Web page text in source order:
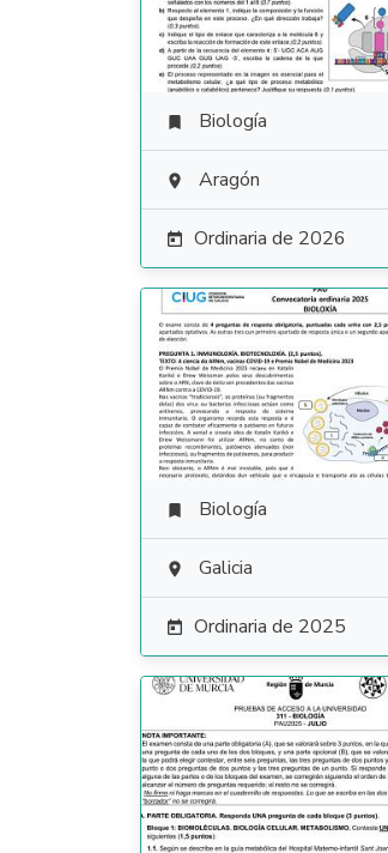
 Biología
 Aragón
 Ordinaria de 2026
 Biología
 Galicia
 Ordinaria de 2025